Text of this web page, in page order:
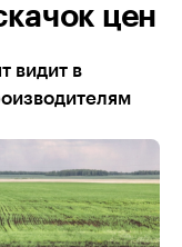
цен
видит в